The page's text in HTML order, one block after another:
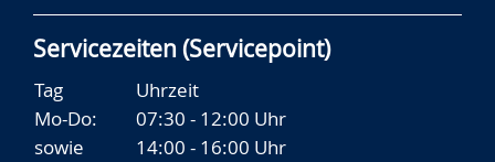
Servicezeiten (Servicepoint)
Tag
Uhrzeit
Mo-Do:
07:30 - 12:00 Uhr
sowie
14:00 - 16:00 Uhr